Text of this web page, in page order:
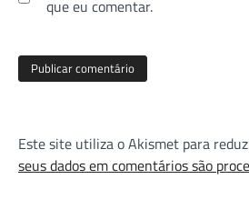
que eu comentar.
Este site utiliza o Akismet para
seus dados em comentários são